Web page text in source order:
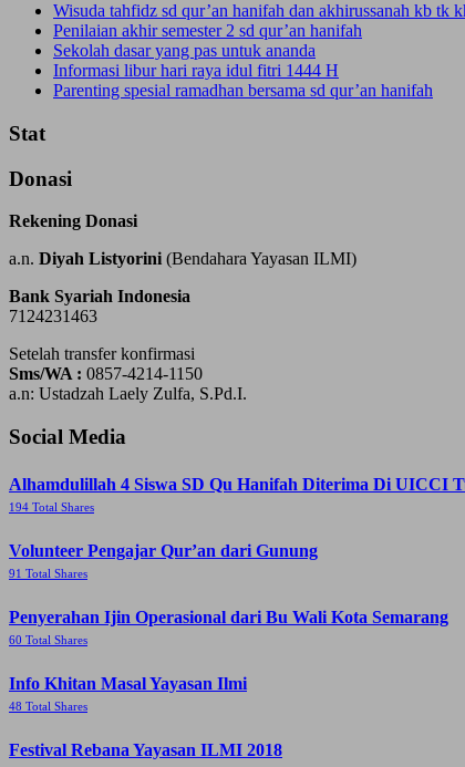
Wisuda tahfidz sd qur’an hanifah dan akhirussanah kb tk
Penilaian akhir semester 2 sd qur’an hanifah
Sekolah dasar yang pas untuk ananda
Informasi libur hari raya idul fitri 1444 H
Parenting spesial ramadhan bersama sd qur’an hanifah
Stat
Donasi
Rekening Donasi
a.n. Diyah Listyorini (Bendahara Yayasan ILMI)
Bank Syariah Indonesia
7124231463
Setelah transfer konfirmasi
Sms/WA : 0857-4214-1150
a.n: Ustadzah Laely Zulfa, S.Pd.I.
Social Media
Alhamdulillah 4 Siswa SD Qu Hanifah Diterima Di UICCI
194 Total Shares
Volunteer Pengajar Qur’an dari Gunung
91 Total Shares
Penyerahan Ijin Operasional dari Bu Wali Kota Semarang
60 Total Shares
Info Khitan Masal Yayasan Ilmi
48 Total Shares
Festival Rebana Yayasan ILMI 2018